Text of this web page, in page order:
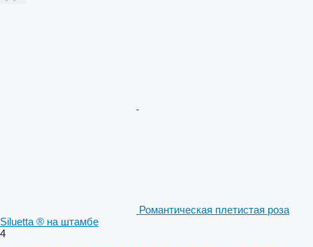
Романтическая плетистая роза
Siluetta ® на штамбе
4